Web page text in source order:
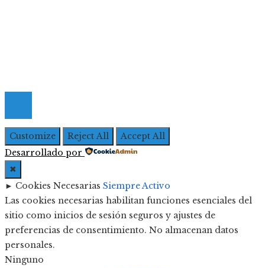
Customize Reject All
Accept All
Desarrollado por
✖
► Cookies Necesarias Siempre Activo
Las cookies necesarias habilitan funciones esenciales del
sitio como inicios de sesión seguros y ajustes de
preferencias de consentimiento. No almacenan datos
personales.
Ninguno